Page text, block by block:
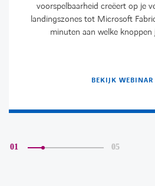
LINKEDIN
voorspelbaarheid creëert op je
landingszones tot Microsoft
minuten aan welke knoppen
BEKIJK WEBINAR
01 05